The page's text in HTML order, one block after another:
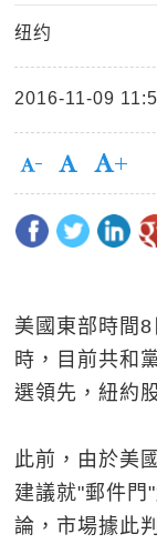
纽约
2016-11-09
美國東部時間
時，目前共和
選領先，紐約
此前，由於美
建議就"郵件門
論，市場據此